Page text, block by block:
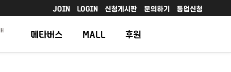
JOIN LOGIN 신청게시판 문의하기 등업신청
메타버스 MALL 후원